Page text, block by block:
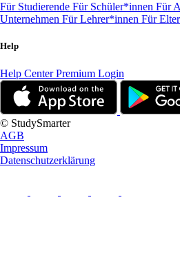
Für Studierende Für Schüler*innen Für
Unternehmen Für Lehrer*innen Für
Help
Help CenterPremium Login
© StudySmarter
AGB
Impressum
Datenschutzerklärung